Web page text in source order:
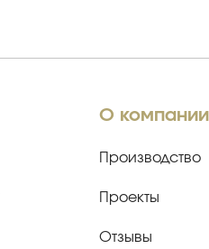
О компании
Производство
Проекты
Отзывы